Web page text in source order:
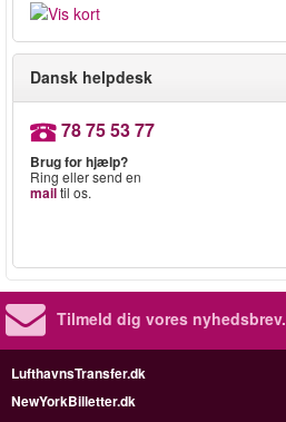
Dansk helpdesk
78 75 53 77
Brug for hjælp?
Ring eller send en
mailtil os.
Tilmeld dig vores nyhedsbrev.
LufthavnsTransfer.dk
NewYorkBilletter.dk